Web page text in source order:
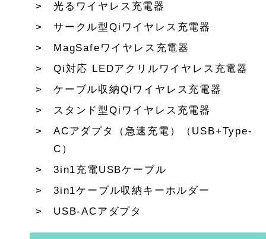
光るワイヤレス充電器
サークル型Qiワイヤレス充電器
MagSafeワイヤレス充電器
Qi対応 LEDアクリルワイヤレス充電器
ケーブル収納Qiワイヤレス充電器
スタンド型Qiワイヤレス充電器
ACアダプタ（急速充電）（USB+Type-
C）
3in1充電USBケーブル
3in1ケーブル収納キーホルダー
USB-ACアダプタ